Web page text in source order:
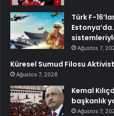
Türk F-
Ağustos 7,
Küresel Sumud Filosu
Ağustos 7, 2026
Kemal
başkanlık
Ağustos 7,